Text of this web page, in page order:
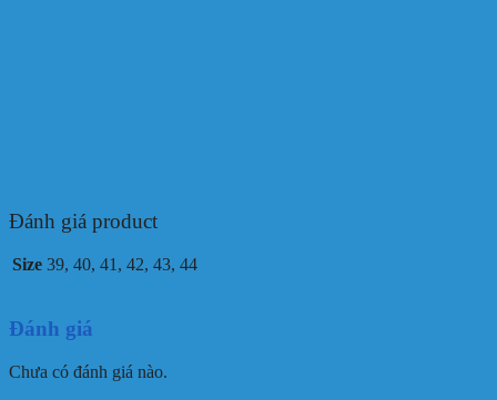
Đánh giá product
Size 39, 40, 41, 42, 43, 44
Đánh giá
Chưa có đánh giá nào.